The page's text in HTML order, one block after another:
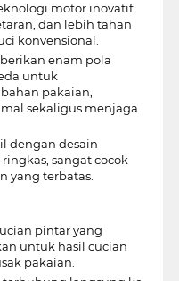
motor inovatif
dan lebih tahan
konvensional.
enam pola
untuk
pakaian,
sekaligus menjaga
dengan desain
sangat cocok
yang terbatas.
pintar yang
untuk hasil cucian
pakaian.